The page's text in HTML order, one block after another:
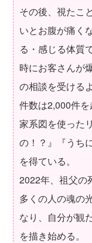
その後、視たこ
いとお腹が痛く
る・感じる体質
時にお客さんが
の相談を受ける
件数は2,000件を
家系図を使った
の！？』『うち
を得ている。
2022年、祖父の
多くの人の魂の
なり、自分が観
を描き始める。